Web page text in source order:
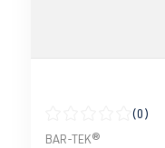
Note moyenne de
(0)
BAR-TEK®